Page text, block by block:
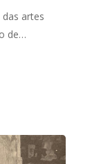
artes
de…